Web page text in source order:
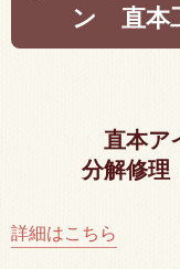
ン 直本
直本ア
分解修理
詳細はこちら